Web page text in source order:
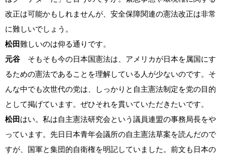
改正は可能かもしれませんが、安全保障関連の憲法改正は非常
に難しいでしょう。
松田難しいのは仰る通りです。
元谷 そもそも今の日本国憲法は、アメリカが日本を属国にす
るための憲法であることを理解している人が少ないのです。そ
んな中でも次世代の党は、しっかりと自主憲法制定を党の目的
として掲げています。ぜひそれを貫いていただきたいです。
松田 はい。私は自主憲法研究会という議員連盟の事務局長をや
っています。先日日本青年会議所の自主憲法草案を読んだので
すが、国軍と集団的自衛権を明記していました。前文も日本の